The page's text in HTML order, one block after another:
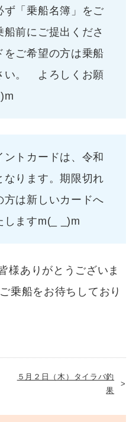
ず「乗船名簿」をご
前にご提出くださ
をご希望の方は乗船
い。 よろしくお願
トカードは、令和
なります。期限切れ
方は新しいカードへ
しますm(_ _)m
様ありがとうございま
船をお待ちしており
５月２日（木）タイラバ釣
果